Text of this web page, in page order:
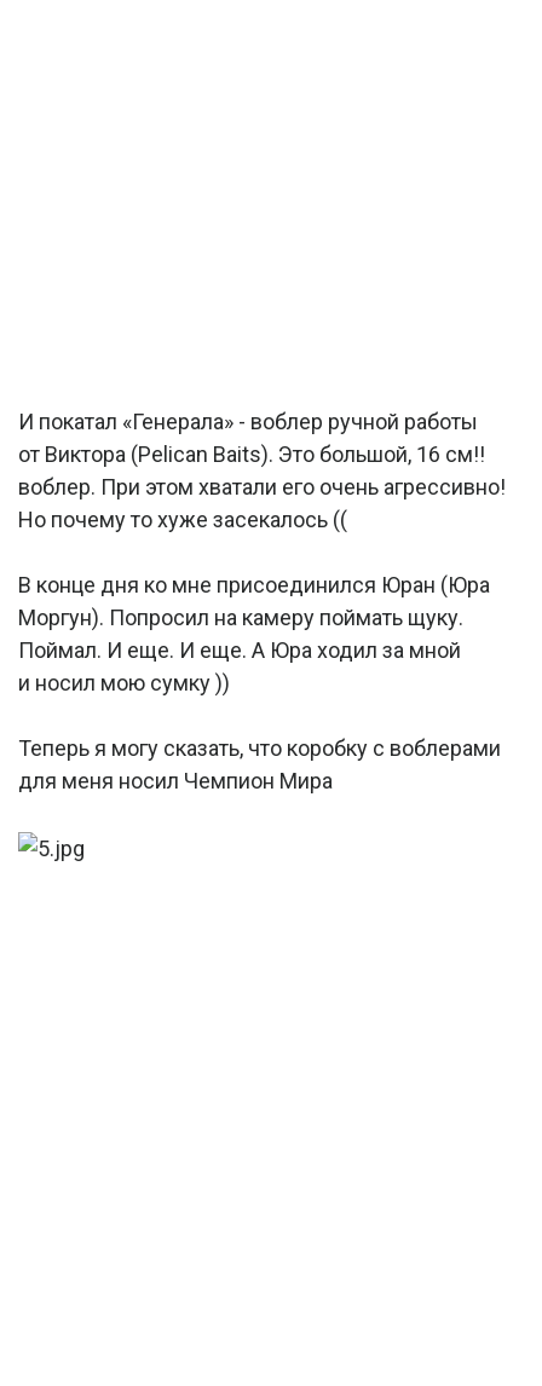
И покатал «Генерала» - воблер ручной работы
от Виктора (Pelican Baits). Это большой, 16 см!!
воблер. При этом хватали его очень агрессивно!
Но почему то хуже засекалось ((
В конце дня ко мне присоединился Юран (Юра
Моргун). Попросил на камеру поймать щуку.
Поймал. И еще. И еще. А Юра ходил за мной
и носил мою сумку ))
Теперь я могу сказать, что коробку с воблерами
для меня носил Чемпион Мира